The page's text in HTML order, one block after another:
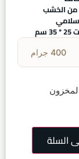
الخشب
400 جرام
السلة